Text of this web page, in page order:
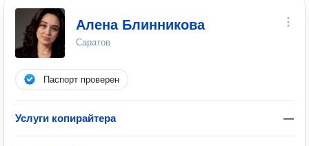
Алена Блинникова
Саратов
Паспорт проверен
Услуги копирайтера —